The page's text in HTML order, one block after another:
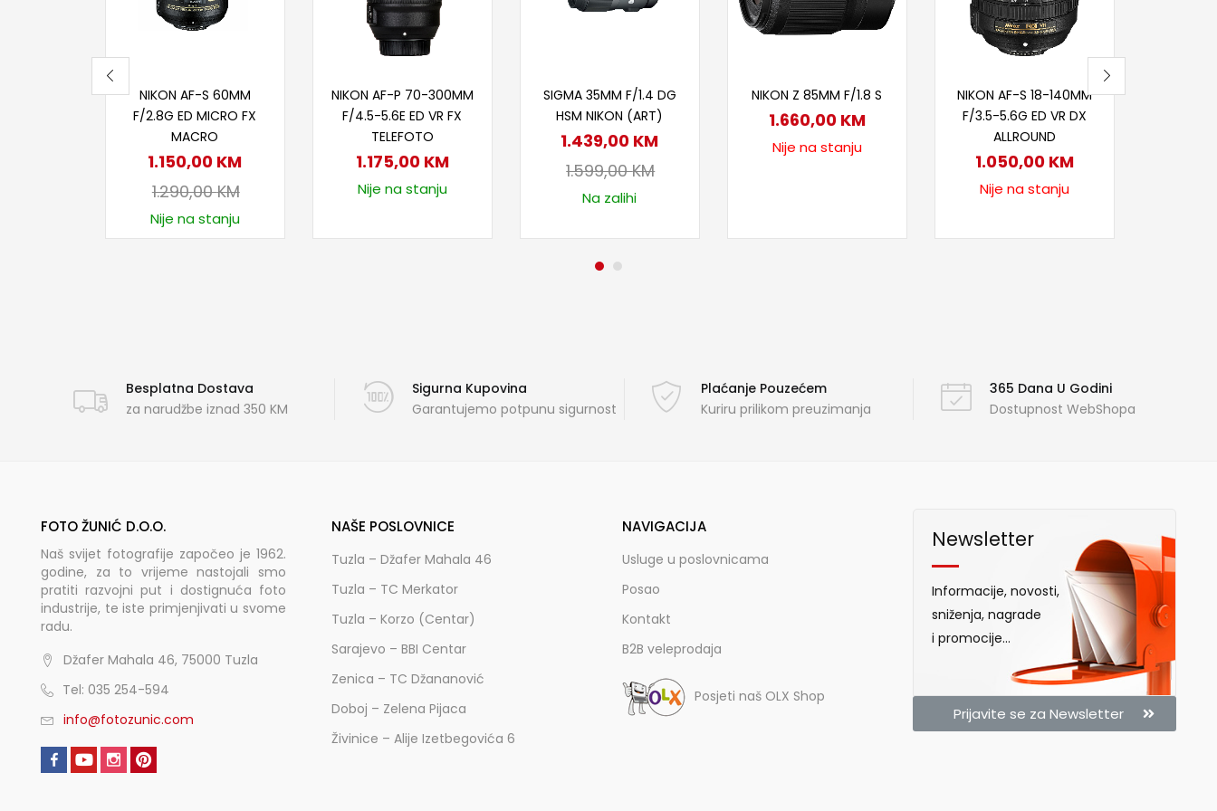
NIKON AF-S 60MM
F/2.8G ED MICRO FX
MACRO
1.150,00 KM
1.290,00KM
Nije na stanju
NIKON AF-P 70-300MM
F/4.5-5.6E ED VR FX
TELEFOTO
1.175,00 KM
Nije na stanju
SIGMA 35MM F/1.4 DG
HSM NIKON (ART)
1.439,00 KM
1.599,00KM
Na zalihi
NIKON Z 85MM F/1.8 S
1.660,00 KM
Nije na stanju
NIKON AF-S 18-140MM
F/3.5-5.6G ED VR DX
ALLROUND
1.050,00 KM
Nije na stanju
Besplatna Dostava
za narudžbe iznad 350 KM
Sigurna Kupovina
Garantujemo potpunu sigurnost
Plaćanje Pouzećem
Kuriru prilikom preuzimanja
365 Dana U Godini
Dostupnost WebShopa
FOTO ŽUNIĆ D.O.O.
Naš svijet fotografije započeo je 1962.
godine, za to vrijeme nastojali smo
pratiti razvojni put i dostignuća foto
industrije, te iste primjenjivati u svome
radu.
Džafer Mahala 46, 75000 Tuzla
Tel: 035 254-594
info@fotozunic.com
NAŠE POSLOVNICE
Tuzla – Džafer Mahala 46
Tuzla – TC Merkator
Tuzla – Korzo (Centar)
Sarajevo – BBI Centar
Zenica – TC Džananović
Doboj – Zelena Pijaca
Živinice – Alije Izetbegovića 6
NAVIGACIJA
Usluge u poslovnicama
Posao
Kontakt
B2B veleprodaja
Posjeti naš OLX Shop
Newsletter
Informacije, novosti,
sniženja, nagrade
i promocije...
Prijavite se za Newsletter